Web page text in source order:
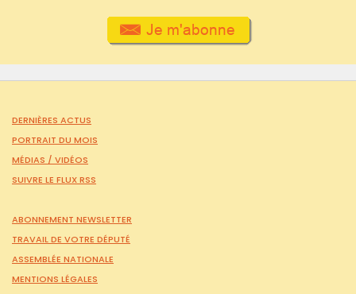
DERNIÈRES ACTUS
PORTRAIT DU MOIS
MÉDIAS / VIDÉOS
SUIVRE LE FLUX RSS
ABONNEMENT NEWSLETTER
TRAVAIL DE VOTRE DÉPUTÉ
ASSEMBLÉE NATIONALE
MENTIONS LÉGALES